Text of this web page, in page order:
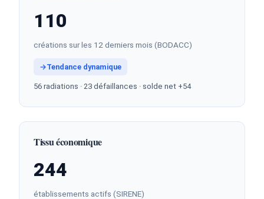
110
créations sur les 12 derniers mois (BODACC)
→Tendance dynamique
56 radiations · 23 défaillances · solde net +54
Tissu économique
244
établissements actifs (SIRENE)